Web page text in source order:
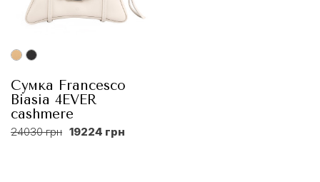
Сумка Francesco
Biasia 4EVER
cashmere
24030 грн 19224 грн